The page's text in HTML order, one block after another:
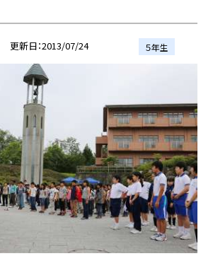
更新日 2013/07/24 ５年生